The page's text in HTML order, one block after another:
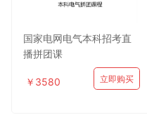
国家电网电气本科招考直
播拼团课
￥3580 立即购买